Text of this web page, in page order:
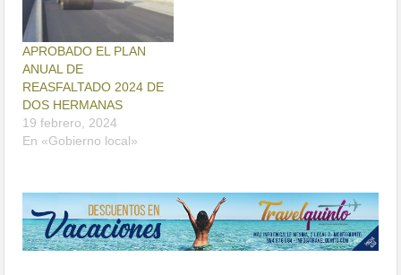
APROBADO EL PLAN
ANUAL DE
REASFALTADO 2024 DE
DOS HERMANAS
19 febrero, 2024
En «Gobierno local»